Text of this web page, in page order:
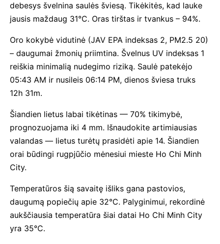
debesys švelnina saulės šviesą. Tikėkitės, kad lauke
jausis maždaug 31°C. Oras tirštas ir tvankus – 94%.
Oro kokybė vidutinė (JAV EPA indeksas 2, PM2.5 20)
– daugumai žmonių priimtina. Švelnus UV indeksas 1
reiškia minimalią nudegimo riziką. Saulė patekėjo
05:43 AM ir nusileis 06:14 PM, dienos šviesa truks
12h 31m.
Šiandien lietus labai tikėtinas — 70% tikimybė,
prognozuojama iki 4 mm. Išnaudokite artimiausias
valandas — lietus turėtų prasidėti apie 14. Šiandien
orai būdingi rugpjūčio mėnesiui mieste Ho Chi Minh
City.
Temperatūros šią savaitę išliks gana pastovios,
daugumą popiečių apie 32°C. Palyginimui, rekordinė
aukščiausia temperatūra šiai datai Ho Chi Minh City
yra 35°C.